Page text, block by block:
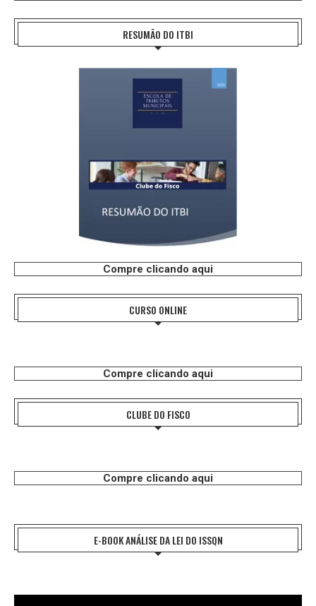
RESUMÃO DO ITBI
Compre clicando aqui
CURSO ONLINE
Compre clicando aqui
CLUBE DO FISCO
Compre clicando aqui
E-BOOK ANÁLISE DA LEI DO ISSQN